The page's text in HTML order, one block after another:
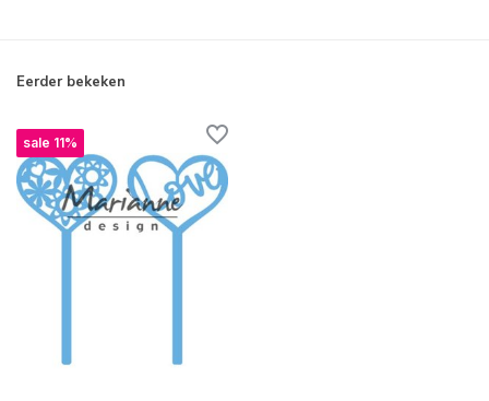
Eerder bekeken
sale 11%